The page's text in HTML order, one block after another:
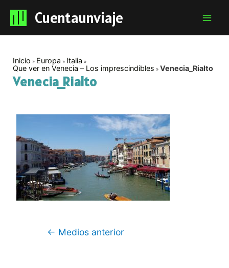
Cuentaunviaje
Inicio Europa
Italia
Que ver en Venecia – Los imprescindibles
Venecia_Rialto
Venecia_Rialto
Navegación
← Medios anterior